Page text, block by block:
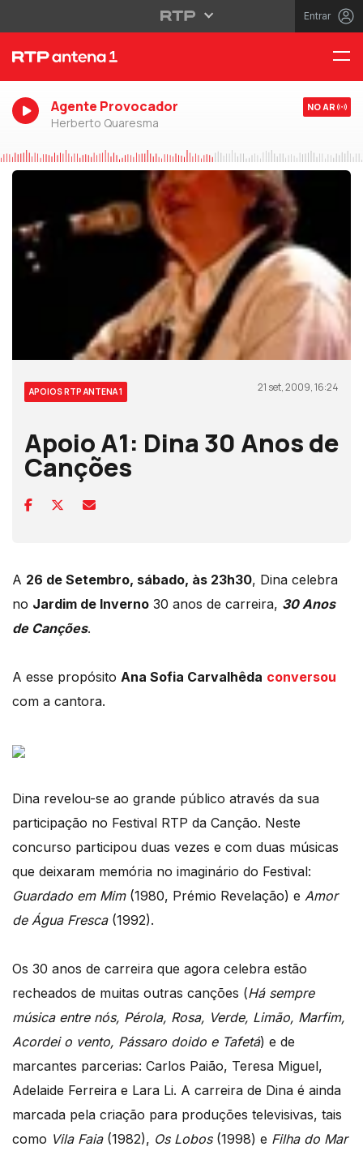
Entrar
Agente Provocador
Herberto Quaresma
NO AR
APOIOS RTP ANTENA 1 21 set, 2009, 16:24
Apoio A1: Dina 30 Anos de
Canções
A 26 de Setembro, sábado, às 23h30, Dina celebra
no Jardim de Inverno 30 anos de carreira, 30 Anos
de Canções.
A esse propósito Ana Sofia Carvalhêda conversou
com a cantora.
Dina revelou-se ao grande público através da sua
participação no Festival RTP da Canção. Neste
concurso participou duas vezes e com duas músicas
que deixaram memória no imaginário do Festival:
Guardado em Mim (1980, Prémio Revelação) e Amor
de Água Fresca (1992).
Os 30 anos de carreira que agora celebra estão
recheados de muitas outras canções (Há sempre
música entre nós, Pérola, Rosa, Verde, Limão, Marfim,
Acordei o vento, Pássaro doido e Tafetá) e de
marcantes parcerias: Carlos Paião, Teresa Miguel,
Adelaide Ferreira e Lara Li. A carreira de Dina é ainda
marcada pela criação para produções televisivas, tais
como Vila Faia (1982), Os Lobos (1998) e Filha do Mar